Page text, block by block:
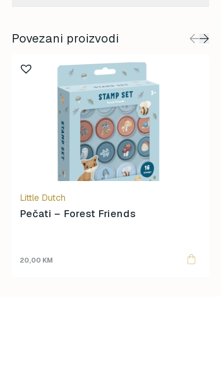
Povezani proizvodi
Little Dutch
Pečati – Forest Friends
20,00 KM